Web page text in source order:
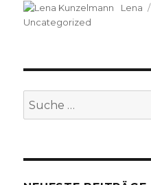
Autor
Lena
Uncategorized
Suche
nach: